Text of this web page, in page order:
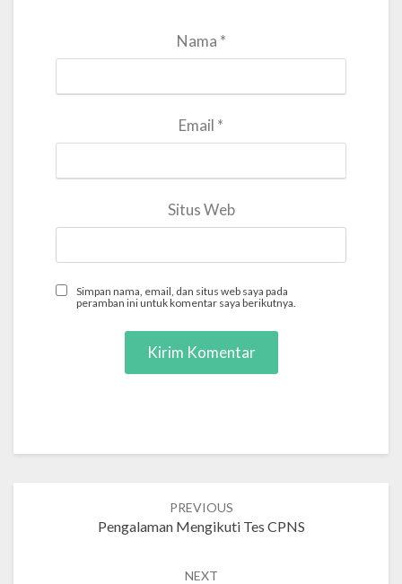
Nama *
Email *
Situs Web
Simpan nama, email, dan situs web saya pada
peramban ini untuk komentar saya berikutnya.
PREVIOUS
Pengalaman Mengikuti Tes CPNS
NEXT